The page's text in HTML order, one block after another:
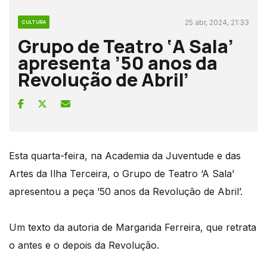
CULTURA 25 abr, 2024, 21:33
Grupo de Teatro ‘A Sala’
apresenta ’50 anos da
Revolução de Abril’
Esta quarta-feira, na Academia da Juventude e das
Artes da Ilha Terceira, o Grupo de Teatro ‘A Sala’
apresentou a peça ’50 anos da Revolução de Abril’.
Um texto da autoria de Margarida Ferreira, que retrata
o antes e o depois da Revolução.